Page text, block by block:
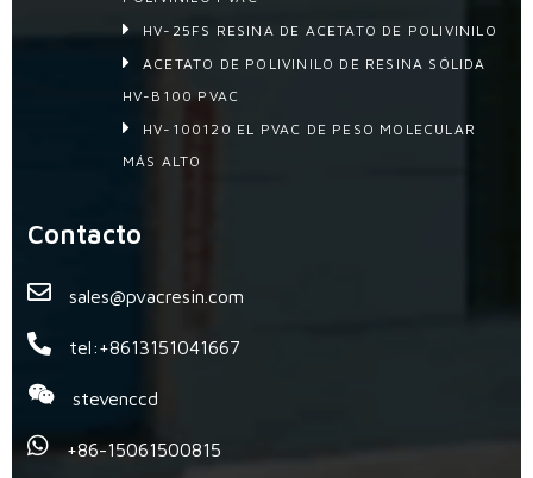
HV-25FS RESINA DE ACETATO DE POLIVINILO
ACETATO DE POLIVINILO DE RESINA SÓLIDA
HV-B100 PVAC
HV-100120 EL PVAC DE PESO MOLECULAR
MÁS ALTO
Contacto
sales@pvacresin.com
tel:+8613151041667
stevenccd
+86-15061500815